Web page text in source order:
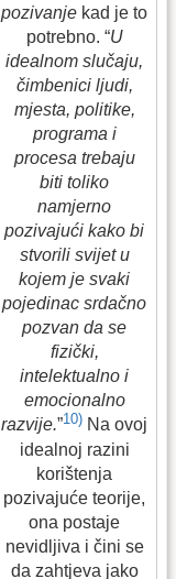
pozivanje kad je to
potrebno. “U
idealnom slučaju,
čimbenici ljudi,
mjesta, politike,
programa i
procesa trebaju
biti toliko
namjerno
pozivajući kako bi
stvorili svijet u
kojem je svaki
pojedinac srdačno
pozvan da se
fizički,
intelektualno i
emocionalno
razvije.”10) Na ovoj
idealnoj razini
korištenja
pozivajuće teorije,
ona postaje
nevidljiva i čini se
da zahtjeva jako